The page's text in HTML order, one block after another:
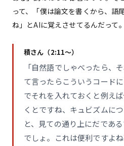
って、「僕は論文を書くから、語
ね」とAIに覚えさせてるんだって。
積さん（2:11〜）
「自然語でしゃべったら、
て言ったらこういうコード
でそれを入れておくと例え
くとですね、キュビズムに
と、見ての通り上にだであ
でしょ。これは便利ですよ